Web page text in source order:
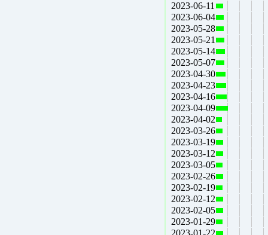
2023-06-11
2023-06-04
2023-05-28
2023-05-21
2023-05-14
2023-05-07
2023-04-30
2023-04-23
2023-04-16
2023-04-09
2023-04-02
2023-03-26
2023-03-19
2023-03-12
2023-03-05
2023-02-26
2023-02-19
2023-02-12
2023-02-05
2023-01-29
2023-01-22